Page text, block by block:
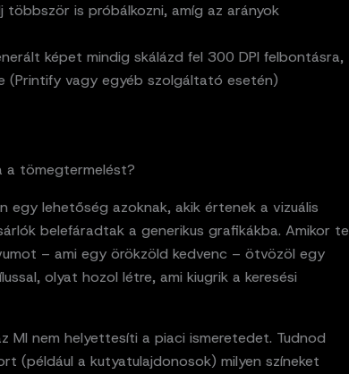
is próbálkozni, amíg az arányok
képet mindig skálázd fel 300 DPI felbontásra,
(Printify vagy egyéb szolgáltató esetén)
a tömegtermelést?
lehetőség azoknak, akik értenek a vizuális
belefáradtak a generikus grafikákba. Amikor te
– ami egy örökzöld kedvenc – ötvözöl egy
olyat hozol létre, ami kiugrik a keresési
MI nem helyettesíti a piaci ismeretedet. Tudnod
(például a kutyatulajdonosok) milyen színeket